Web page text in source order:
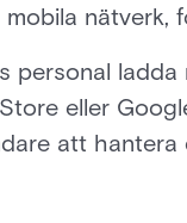
personal
eller
att